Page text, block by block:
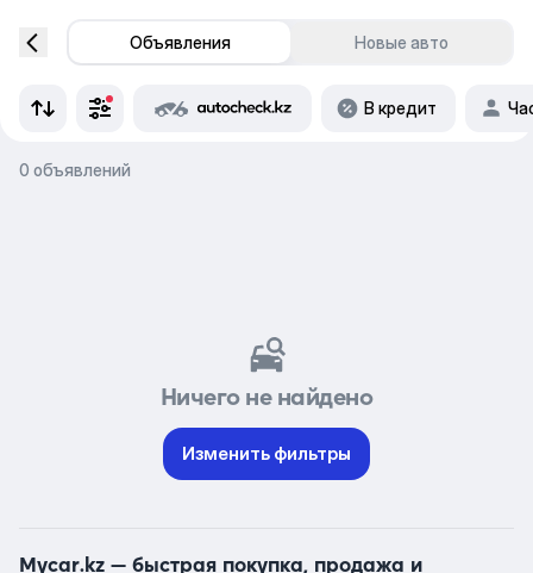
Объявления Новые авто
В кредит
0 объявлений
Ничего не найдено
Изменить фильтры
Mycar.kz — быстрая покупка, продажа и